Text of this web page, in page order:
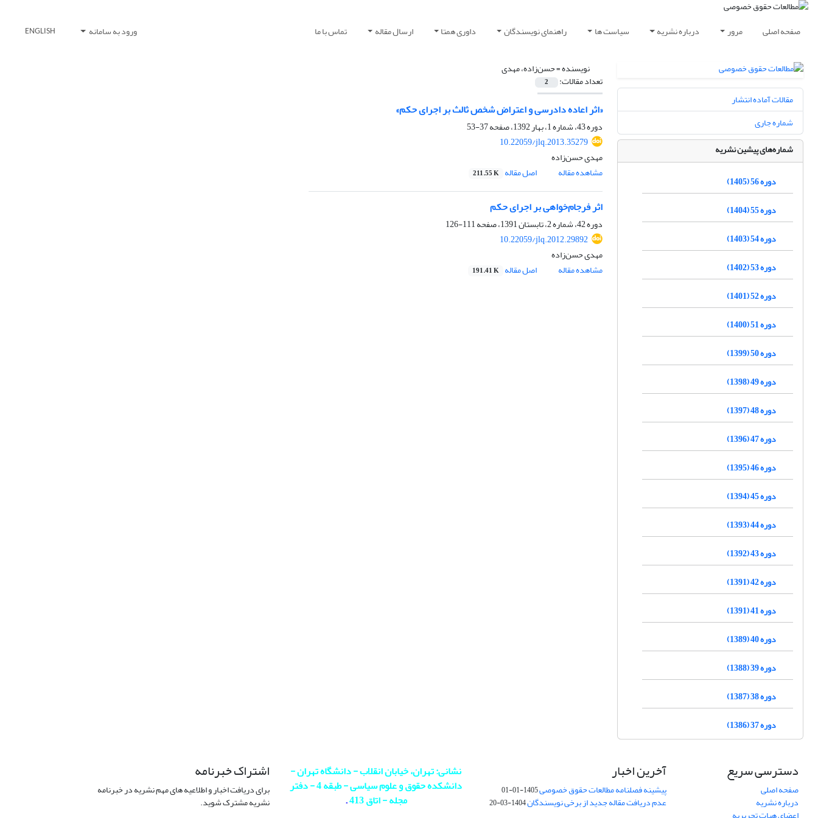
صفحه اصلی مرور درباره نشریه سیاست ها راهنمای نویسندگان داوری همتا ارسال مقاله تماس با ما ورود به سامانه ENGLISH
نویسنده =حسن‌زاده، مهدی
تعداد مقالات: 2
«اثر اعاده دادرسی و اعتراض شخص ثالث بر اجرای حکم»
دوره 43، شماره 1، بهار 1392، صفحه
37-53
10.22059/jlq.2013.35279
مهدی حسن‌زاده
مشاهده مقاله
اصل مقاله 211.55 K
اثر فرجام‌خواهی بر اجرای حکم
دوره 42، شماره 2، تابستان 1391، صفحه
111-126
10.22059/jlq.2012.29892
مهدی حسن‌زاده
مشاهده مقاله
اصل مقاله 191.41 K
مقالات آماده انتشار
شماره جاری
شماره‌های پیشین نشریه
دوره 56 (1405)
دوره 55 (1404)
دوره 54 (1403)
دوره 53 (1402)
دوره 52 (1401)
دوره 51 (1400)
دوره 50 (1399)
دوره 49 (1398)
دوره 48 (1397)
دوره 47 (1396)
دوره 46 (1395)
دوره 45 (1394)
دوره 44 (1393)
دوره 43 (1392)
دوره 42 (1391)
دوره 41 (1391)
دوره 40 (1389)
دوره 39 (1388)
دوره 38 (1387)
دوره 37 (1386)
دسترسی سریع
صفحه اصلی
درباره نشریه
آخرین اخبار
پیشینه فصلنامه مطالعات حقوق خصوصی1405-01-01
عدم دریافت مقاله جدید از برخی نویسندگان1404-03-20
نشانی: تهران، خیابان انقلاب - دانشگاه تهران -
دانشکده حقوق و علوم سیاسی - طبقه 4 - دفتر
مجله - اتاق 413
.
اشتراک خبرنامه
برای دریافت اخبار و اطلاعیه های مهم نشریه در خبرنامه
نشریه مشترک شوید.